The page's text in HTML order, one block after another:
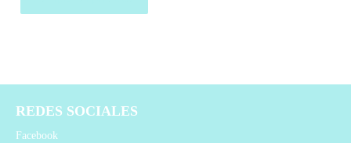
REDES SOCIALES
Facebook